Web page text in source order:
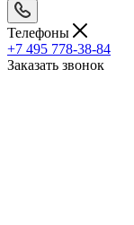
Телефоны
+7 495 778-38-84
Заказать звонок